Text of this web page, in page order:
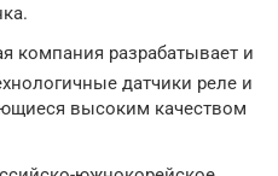
компания разрабатывает и
датчики реле и
высоким качеством